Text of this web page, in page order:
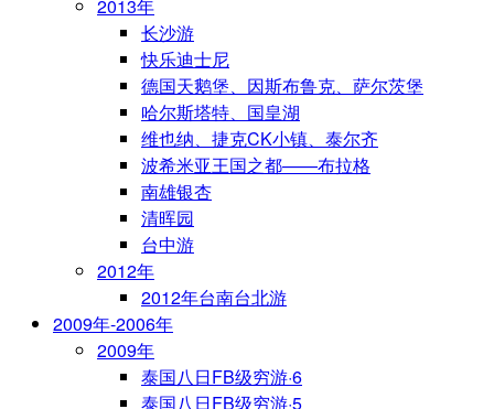
2013年
长沙游
快乐迪士尼
德国天鹅堡、因斯布鲁克、萨尔茨堡
哈尔斯塔特、国皇湖
维也纳、捷克CK小镇、泰尔齐
波希米亚王国之都——布拉格
南雄银杏
清晖园
台中游
2012年
2012年台南台北游
2009年-2006年
2009年
泰国八日FB级穷游·6
泰国八日FB级穷游·5